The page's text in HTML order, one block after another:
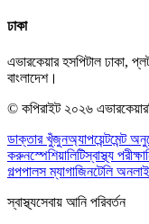
ঢাকা
এভারকেয়ার হসপিটাল ঢাকা,
বাংলাদেশ।
© কপিরাইট ২০২৬
ডাক্তার খুঁজুনঅ্যাপয়েন্টমেন্ট
করুনস্পেশিয়ালিটিস্বাস্থ্য পরীক্ষা
গল্পপালস ম্যাগাজিনটেলি
স্বাস্থ্যসেবায় আনি পরিবর্তন